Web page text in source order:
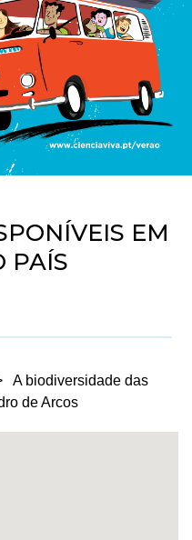
EM
PAÍS
A biodiversidade das
de Arcos